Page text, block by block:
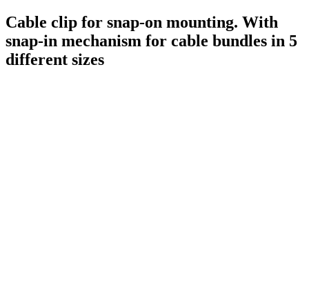
Cable clip for snap-on mounting. With
snap-in mechanism for cable bundles in 5
different sizes